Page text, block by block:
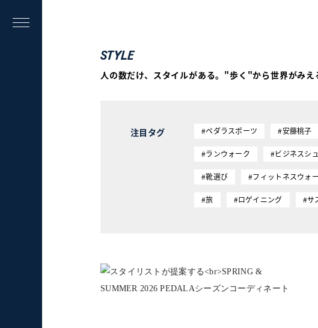
STYLE
人の数だけ、スタイルがある。"歩く"から世界がみえ
注目タグ #ペダラスポーツ #安藤桃子
#ランウォーク #ビジネスシ
#靴選び #フィットネスウォ
#旅 #ロゲイニング #サ